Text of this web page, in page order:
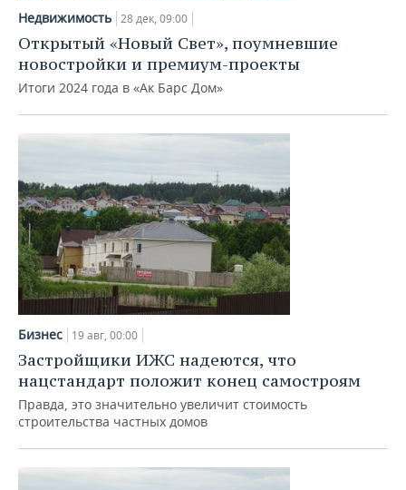
Недвижимость 28 дек, 09:00
Открытый «Новый Свет», поумневшие
новостройки и премиум-проекты
Итоги 2024 года в «Ак Барс Дом»
Бизнес 19 авг, 00:00
Застройщики ИЖС надеются, что
нацстандарт положит конец самостроям
Правда, это значительно увеличит стоимость
строительства частных домов